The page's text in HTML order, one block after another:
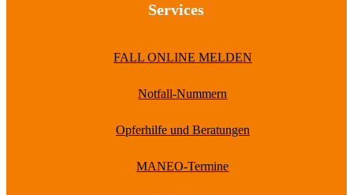
Services
FALL ONLINE MELDEN
Notfall-Nummern
Opferhilfe und Beratungen
MANEO-Termine